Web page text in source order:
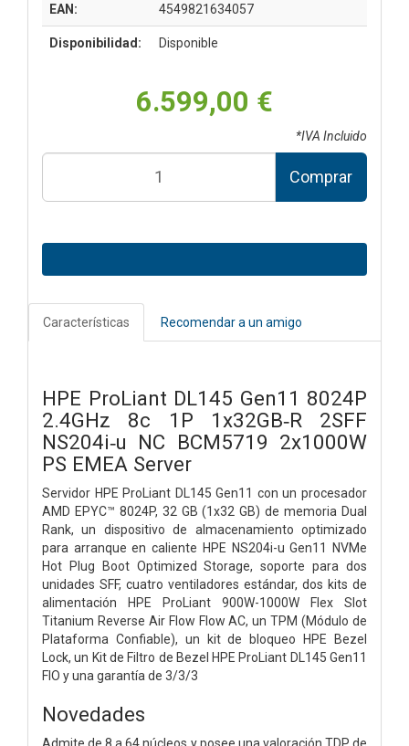
EAN: 4549821634057
Disponibilidad: Disponible
6.599,00 €
*IVA Incluido
Comprar
Características Recomendar a un amigo
HPE ProLiant DL145 Gen11 8024P
2.4GHz 8c 1P 1x32GB‑R 2SFF
NS204i‑u NC BCM5719 2x1000W
PS EMEA Server
Servidor HPE ProLiant DL145 Gen11 con un procesador
AMD EPYC™ 8024P, 32 GB (1x32 GB) de memoria Dual
Rank, un dispositivo de almacenamiento optimizado
para arranque en caliente HPE NS204i-u Gen11 NVMe
Hot Plug Boot Optimized Storage, soporte para dos
unidades SFF, cuatro ventiladores estándar, dos kits de
alimentación HPE ProLiant 900W-1000W Flex Slot
Titanium Reverse Air Flow Flow AC, un TPM (Módulo de
Plataforma Confiable), un kit de bloqueo HPE Bezel
Lock, un Kit de Filtro de Bezel HPE ProLiant DL145 Gen11
FIO y una garantía de 3/3/3
Novedades
Admite de 8 a 64 núcleos y posee una valoración TDP de